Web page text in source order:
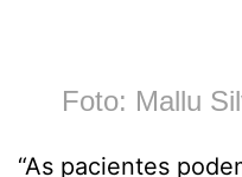
Foto: Mallu
“As pacientes